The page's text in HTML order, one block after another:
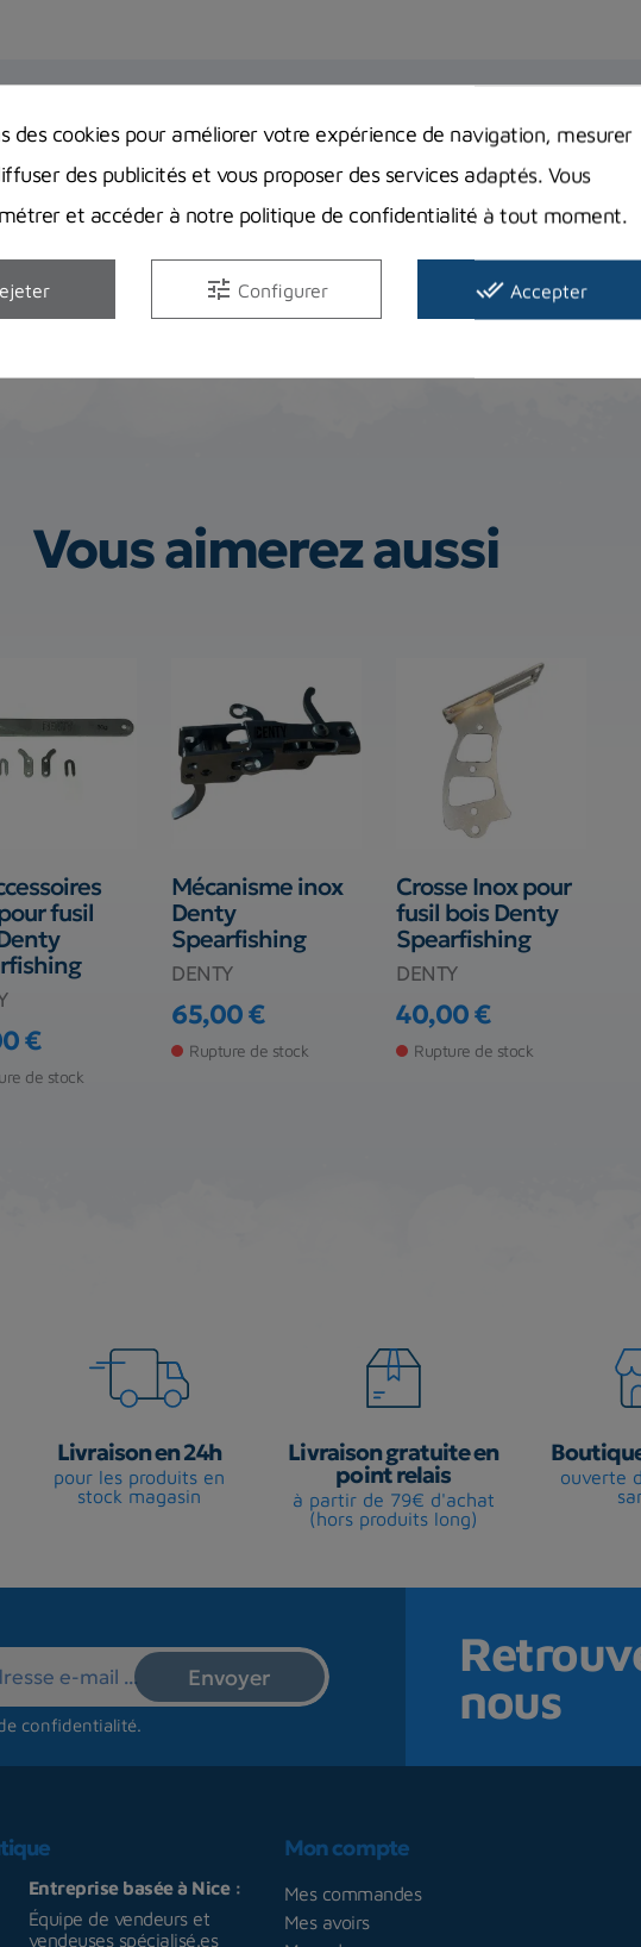
Vous aimerez aussi
fusil
€
de stock
Mécanisme inox
Denty
Spearfishing
DENTY
Prix
65,00 €
Rupture de stock
Crosse Inox pour
fusil bois Denty
Spearfishing
DENTY
Prix
40,00 €
Rupture de stock
Livraison en 24h
pour les produits en
stock magasin
Livraison gratuite en
point relais
à partir de 79€ d'achat
(hors produits long)
ouverte
confidentialité.
nous
Entreprise basée à Nice :
Équipe de vendeurs et
vendeuses spécialisé.es
Mon compte
Mes commandes
Mes avoirs
des cookies pour améliorer votre expérience de navigation, mesurer
des publicités et vous proposer des services adaptés. Vous
et accéder à notre politique de confidentialité à tout moment.
tune Configurer done_all Accepter